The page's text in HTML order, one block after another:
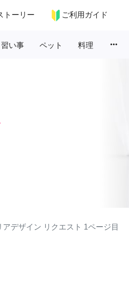
トーリー ご利用ガイド
い事 ペット 料理 more_horiz
アデザイン リクエスト 1ページ目